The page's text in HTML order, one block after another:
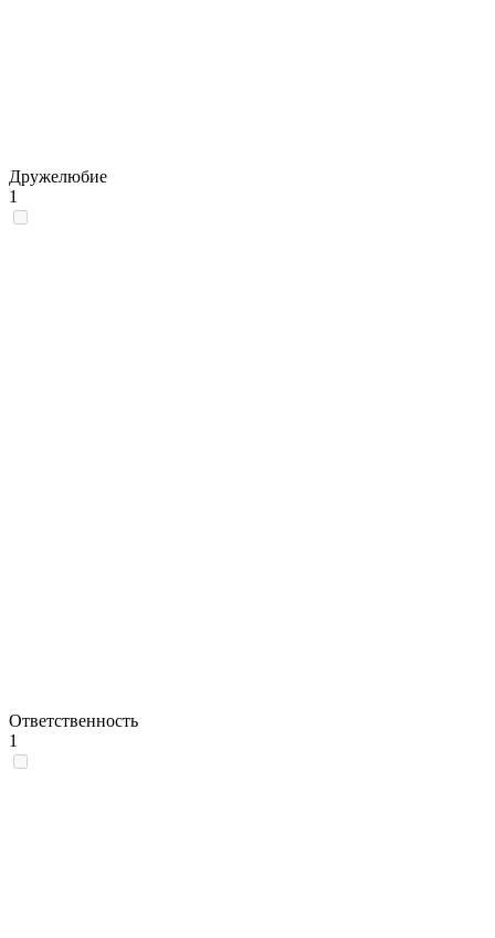
Дружелюбие
1
Ответственность
1